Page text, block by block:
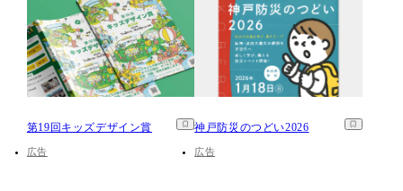
第19回キッズデザイン賞
広告
神戸防災のつどい2026
広告